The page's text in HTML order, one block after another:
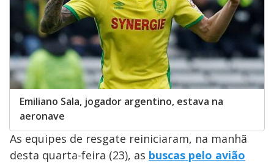
Emiliano Sala, jogador argentino, estava na
aeronave
As equipes de resgate reiniciaram, na manhã
desta quarta-feira (23), as buscas pelo avião